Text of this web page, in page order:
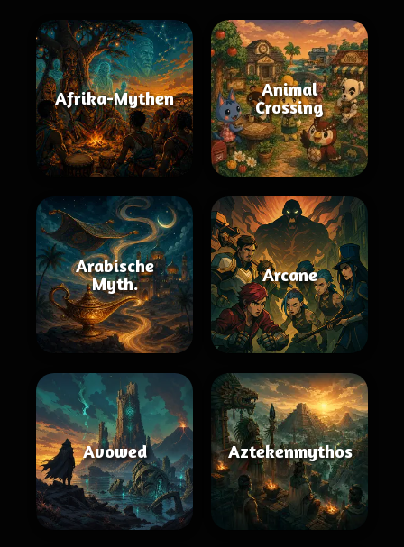
Afrika-Mythen
Animal
Crossing
Arabische
Myth.
Arcane
Avowed Aztekenmythos